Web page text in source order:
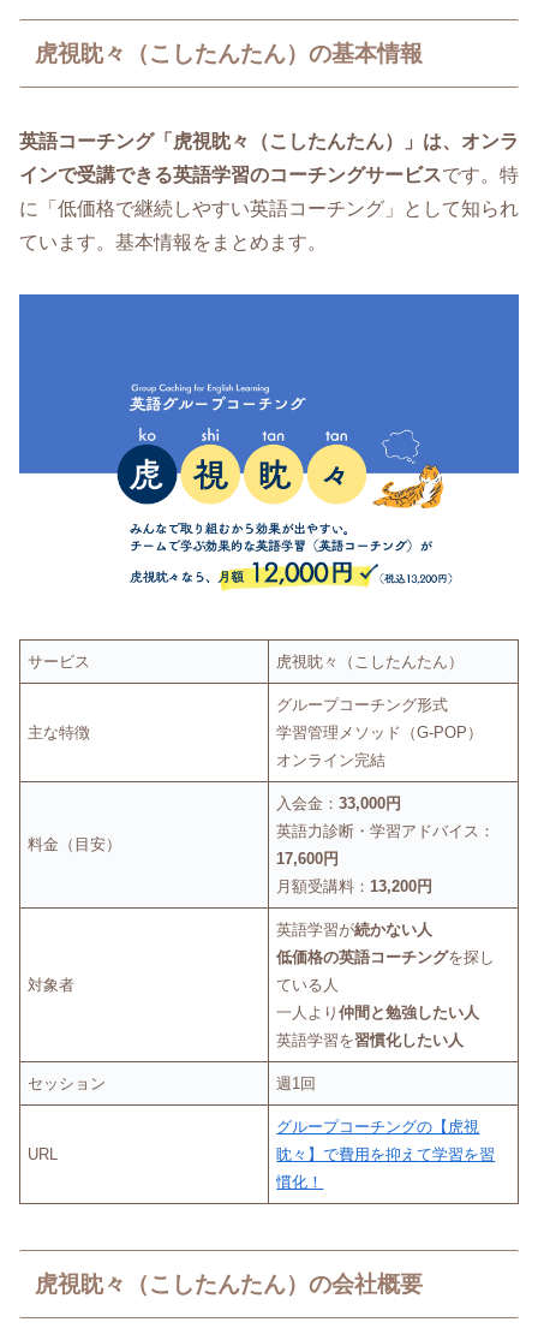
虎視眈々（こしたんたん）の基本情報
英語コーチング「虎視眈々（こしたんたん）」 は、オンラ
インで受講できる英語学習のコーチングサービスです。特
に「低価格で継続しやすい英語コーチング」として知られ
ています。基本情報をまとめます。
サービス 虎視眈々（こしたんたん）
主な特徴
グループコーチング形式
学習管理メソッド（G-POP）
オンライン完結
料金（目安）
入会金：33,000円
英語力診断・学習アドバイス：
17,600円
月額受講料： 13,200円
対象者
英語学習が続かない人
低価格の英語コーチングを探し
ている人
一人より仲間と勉強したい人
英語学習を習慣化したい人
セッション 週1回
URL
グループコーチングの【虎視
眈々】で費用を抑えて学習を習
慣化！
虎視眈々（こしたんたん）の会社概要